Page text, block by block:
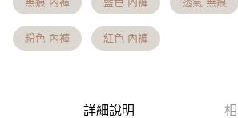
消。如遇「轉專審核」未通過狀況，表示未達大哥
法說明評估內容。
【繳款方式說明】
1.分期款項不併入電信帳單，「大哥付你分期」於
２．便利：只要手機號碼，簡訊認證，即可結帳。
【「AFTEE先享後付」結帳流程】
３．收到繳費通知簡訊後14天內，點擊此簡訊中的
會員帳號後，即可在購物車使用 Hami Point 折抵消
ATM付款
貨到付款
全家貨到付款 約3~5天到貨，實際出貨依照
粉色 內褲 紅色 內褲
詳細說明